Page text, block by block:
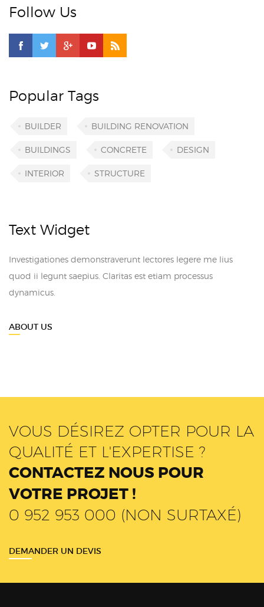
Follow Us
Popular Tags
BUILDER BUILDING RENOVATION
BUILDINGS CONCRETE DESIGN
INTERIOR STRUCTURE
Text Widget
Investigationes demonstraverunt lectores legere me lius
quod ii legunt saepius. Claritas est etiam processus
dynamicus.
ABOUT US
VOUS DÉSIREZ OPTER POUR LA
QUALITÉ ET L'EXPERTISE ?
CONTACTEZ NOUS POUR
VOTRE PROJET !
0 952 953 000 (NON SURTAXÉ)
DEMANDER UN DEVIS